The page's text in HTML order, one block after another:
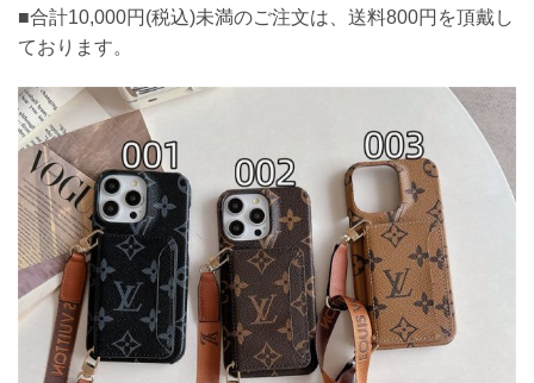
■合計10,000円(税込)未満のご注文は、送料800円を頂戴し
ております。